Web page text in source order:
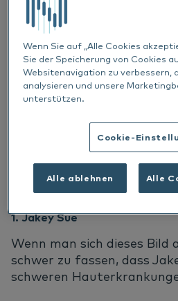
Hier sind ihre Geschichten.
1. Jakey Sue
Wenn man sich dieses Bild
schwer zu fassen, dass
schweren
Wenn Sie auf „Alle Cookies
Sie der Speicherung von Cookies
Websitenavigation zu verbessern,
analysieren und unsere
unterstützen.
Cookie-
Alle ablehnen Alle